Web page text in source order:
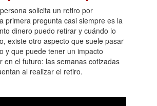
solicita un retiro por
primera pregunta casi siempre es la
dinero puedo retirar y cuándo lo
existe otro aspecto que suele pasar
y que puede tener un impacto
en el futuro: las semanas cotizadas
al realizar el retiro.